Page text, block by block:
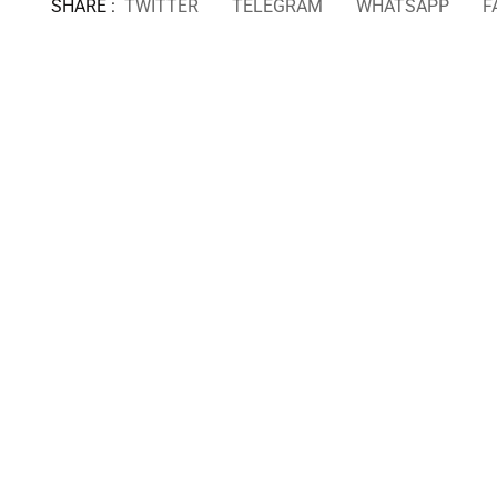
SHARE : TWITTER TELEGRAM WHATSAPP